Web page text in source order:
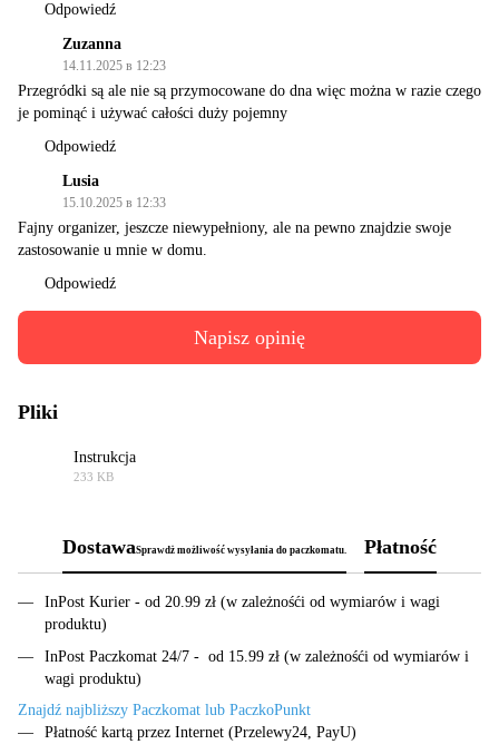
Odpowiedź
Zuzanna
14.11.2025 в 12:23
Przegródki są ale nie są przymocowane do dna więc można w razie czego
je pominąć i używać całości duży pojemny
Odpowiedź
Lusia
15.10.2025 в 12:33
Fajny organizer, jeszcze niewypełniony, ale na pewno znajdzie swoje
zastosowanie u mnie w domu.
Odpowiedź
Napisz opinię
Pliki
Instrukcja
233 KB
DostawaSprawdż możliwość wysyłania do paczkomatu. Płatność
InPost Kurier - od 20.99 zł (w zależnośći od wymiarów i wagi
produktu)
InPost Paczkomat 24/7 - od 15.99 zł (w zależnośći od wymiarów i
wagi produktu)
Znajdź najbliższy Paczkomat lub PaczkoPunkt
Płatność kartą przez Internet (Przelewy24, PayU)